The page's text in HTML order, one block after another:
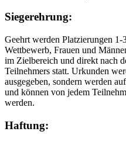
Siegerehrung:
Geehrt werden Platzierungen 1-
Wettbewerb, Frauen und
im Zielbereich und direkt nach
Teilnehmers statt. Urkunden
ausgegeben, sondern werden
und können von jedem
werden.
Haftung: